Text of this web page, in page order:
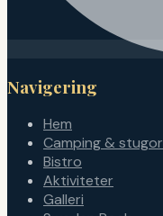
Navigering
Hem
Camping & stugor
Bistro
Aktiviteter
Galleri